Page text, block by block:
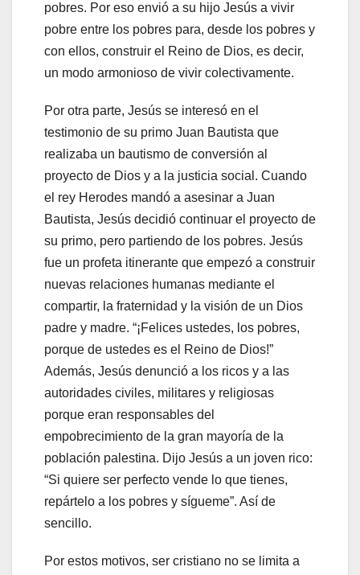
pobres. Por eso envió a su hijo Jesús a vivir
pobre entre los pobres para, desde los pobres y
con ellos, construir el Reino de Dios, es decir,
un modo armonioso de vivir colectivamente.
Por otra parte, Jesús se interesó en el
testimonio de su primo Juan Bautista que
realizaba un bautismo de conversión al
proyecto de Dios y a la justicia social. Cuando
el rey Herodes mandó a asesinar a Juan
Bautista, Jesús decidió continuar el proyecto de
su primo, pero partiendo de los pobres. Jesús
fue un profeta itinerante que empezó a construir
nuevas relaciones humanas mediante el
compartir, la fraternidad y la visión de un Dios
padre y madre. “¡Felices ustedes, los pobres,
porque de ustedes es el Reino de Dios!”
Además, Jesús denunció a los ricos y a las
autoridades civiles, militares y religiosas
porque eran responsables del
empobrecimiento de la gran mayoría de la
población palestina. Dijo Jesús a un joven rico:
“Si quiere ser perfecto vende lo que tienes,
repártelo a los pobres y sígueme”. Así de
sencillo.
Por estos motivos, ser cristiano no se limita a